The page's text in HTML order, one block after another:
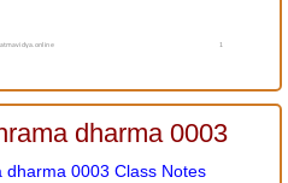
1
www.atmavidya.online
dharma 0003
dharma 0003 Class Notes